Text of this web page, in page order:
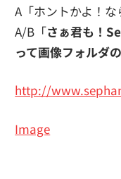
A「ホントかよ！な
A/B「さぁ君も！
って画像フォルダ
http://
Image